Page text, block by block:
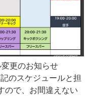
更のお知らせ
のスケジュールと担
ので、お間違えない